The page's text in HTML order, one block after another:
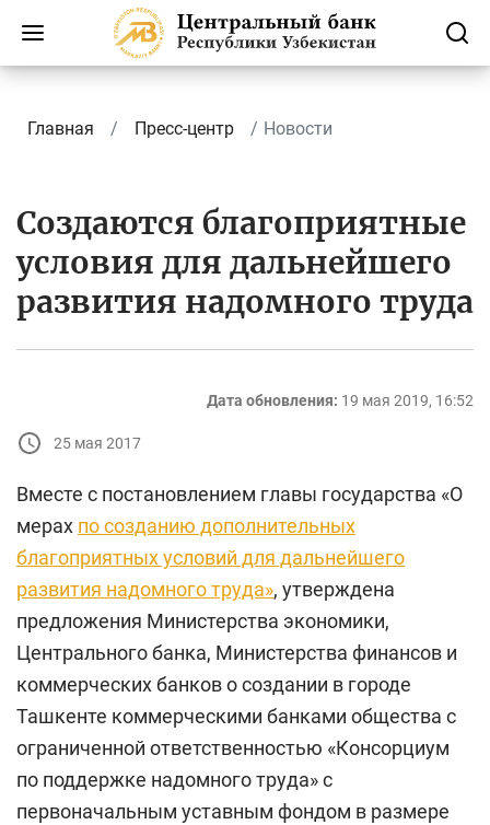
Главная Пресс-центр Новости
Создаются благоприятные
условия для дальнейшего
развития надомного труда
Дата обновления: 19 мая 2019, 16:52
25 мая 2017
Вместе с постановлением главы государства «О
мерах по созданию дополнительных
благоприятных условий для дальнейшего
развития надомного труда», утверждена
предложения Министерства экономики,
Центрального банка, Министерства финансов и
коммерческих банков о создании в городе
Ташкенте коммерческими банками общества с
ограниченной ответственностью «Консорциум
по поддержке надомного труда» с
первоначальным уставным фондом в размере